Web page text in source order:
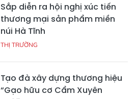
Sắp diễn ra hội nghị xúc tiến
thương mại sản phẩm miền
núi Hà Tĩnh
THỊ TRƯỜNG
Tạo đà xây dựng thương hiệu
“Gạo hữu cơ Cẩm Xuyên